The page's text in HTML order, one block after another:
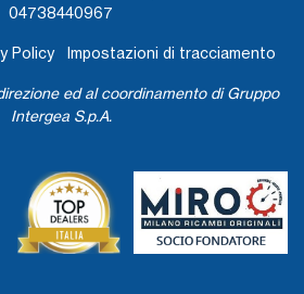
04738440967
Policy Impostazioni di tracciamento
ed al coordinamento di Gruppo
Intergea S.p.A.